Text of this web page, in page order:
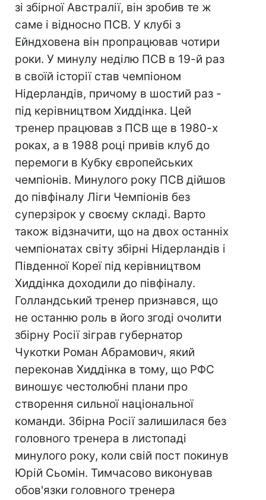
зі збірної Австралії, він зробив те ж
саме і відносно ПСВ. У клубі з
Ейндховена він пропрацював чотири
роки. У минулу неділю ПСВ в 19-й раз
в своїй історії став чемпіоном
Нідерландів, причому в шостий раз -
під керівництвом Хиддінка. Цей
тренер працював з ПСВ ще в 1980-х
роках, а в 1988 році привів клуб до
перемоги в Кубку європейських
чемпіонів. Минулого року ПСВ дійшов
до півфіналу Ліги Чемпіонів без
суперзірок у своєму складі. Варто
також відзначити, що на двох останніх
чемпіонатах світу збірні Нідерландів і
Південної Кореї під керівництвом
Хиддінка доходили до півфіналу.
Голландський тренер признався, що
не останню роль в його згоді очолити
збірну Росії зіграв губернатор
Чукотки Роман Абрамович, який
переконав Хиддінка в тому, що РФС
виношує честолюбні плани про
створення сильної національної
команди. Збірна Росії залишилася без
головного тренера в листопаді
минулого року, коли свій пост покинув
Юрій Сьомін. Тимчасово виконував
обов'язки головного тренера